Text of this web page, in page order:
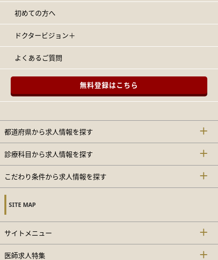
初めての方へ
ドクタービジョン＋
よくあるご質問
無料登録はこちら
都道府県から求人情報を探す
診療科目から求人情報を探す
こだわり条件から求人情報を探す
SITE MAP
サイトメニュー
医師求人特集